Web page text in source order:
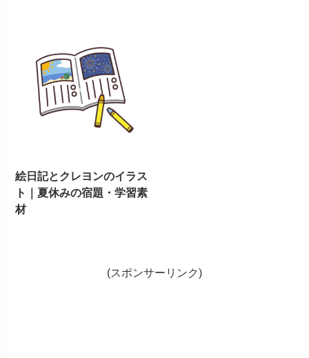
絵日記とクレヨンのイラス
ト｜夏休みの宿題・学習素
材
(スポンサーリンク)